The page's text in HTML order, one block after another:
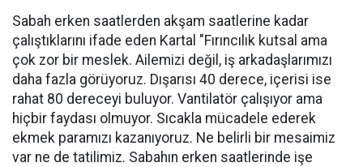
Sabah erken saatlerden akşam saatlerine kadar
çalıştıklarını ifade eden Kartal "Fırıncılık kutsal ama
çok zor bir meslek. Ailemizi değil, iş arkadaşlarımızı
daha fazla görüyoruz. Dışarısı 40 derece, içerisi ise
rahat 80 dereceyi buluyor. Vantilatör çalışıyor ama
hiçbir faydası olmuyor. Sıcakla mücadele ederek
ekmek paramızı kazanıyoruz. Ne belirli bir mesaimiz
var ne de tatilimiz. Sabahın erken saatlerinde işe